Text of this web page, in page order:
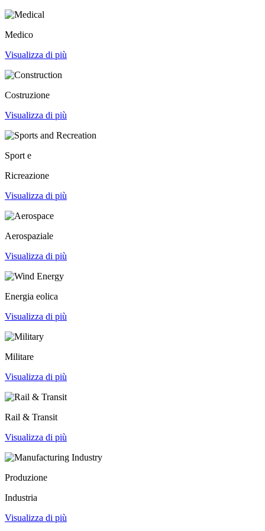
Medico
Visualizza di più
Costruzione
Visualizza di più
Sport e
Ricreazione
Visualizza di più
Aerospaziale
Visualizza di più
Energia eolica
Visualizza di più
Militare
Visualizza di più
Rail & Transit
Visualizza di più
Produzione
Industria
Visualizza di più